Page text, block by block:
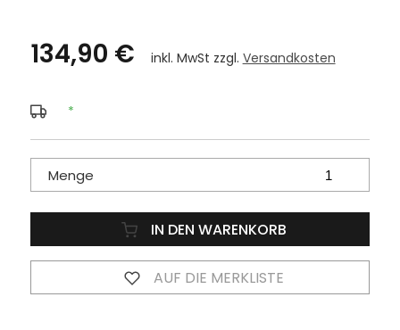
134,90 € inkl. MwSt zzgl. Versandkosten
*
Menge
IN DEN WARENKORB
AUF DIE MERKLISTE